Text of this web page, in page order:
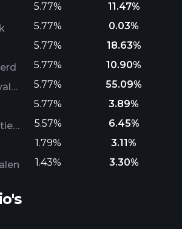
5.77%
11.47%
5.77%
0.03%
5.77%
18.63%
5.77%
10.90%
Kas en Equivalenten
5.77%
55.09%
5.77%
3.89%
Communicatiediensten
5.57%
6.45%
1.79%
3.11%
1.43% 3.30%